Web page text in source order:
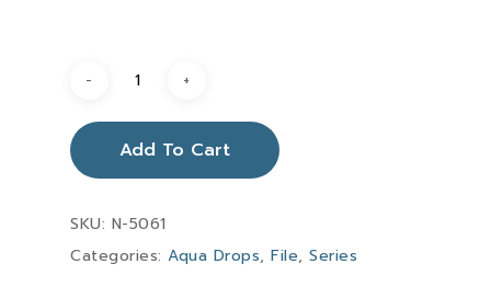
Add To Cart
SKU: N-5061
Categories: Aqua Drops, File, Series